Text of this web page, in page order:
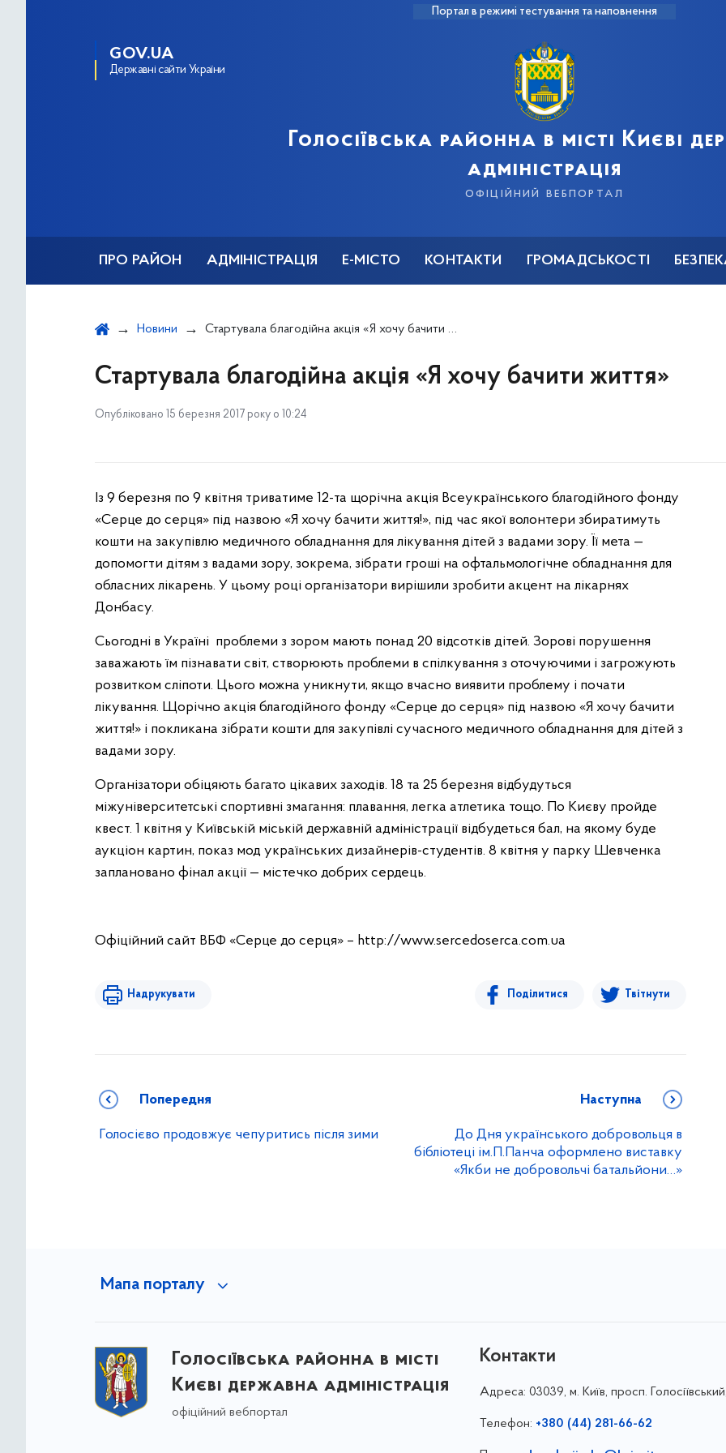
Портал в режимі тестування та наповнення
GOV.UA
Державні сайти України
Голосіївська районна в місті Києві
адміністрація
офіційний вебпортал
ПРО РАЙОН АДМІНІСТРАЦІЯ Е-МІСТО КОНТАКТИ ГРОМАДСЬКОСТІ
Новини Стартувала благодійна акція «Я хочу бачити життя»
Стартувала благодійна акція «Я хочу бачити життя»
Опубліковано 15 березня 2017 року о 10:24
Із 9 березня по 9 квітня триватиме 12-та щорічна акція Всеукраїнського благодійного фонду
«Серце до серця» під назвою «Я хочу бачити життя!», під час якої волонтери збиратимуть
кошти на закупівлю медичного обладнання для лікування дітей з вадами зору. Її мета —
допомогти дітям з вадами зору, зокрема, зібрати гроші на офтальмологічне обладнання для
обласних лікарень. У цьому році організатори вирішили зробити акцент на лікарнях
Донбасу.
Сьогодні в Україні проблеми з зором мають понад 20 відсотків дітей. Зорові порушення
заважають їм пізнавати світ, створюють проблеми в спілкування з оточуючими і загрожують
розвитком сліпоти. Цього можна уникнути, якщо вчасно виявити проблему і почати
лікування. Щорічно акція благодійного фонду «Серце до серця» під назвою «Я хочу бачити
життя!» і покликана зібрати кошти для закупівлі сучасного медичного обладнання для дітей з
вадами зору.
Організатори обіцяють багато цікавих заходів. 18 та 25 березня відбудуться
міжуніверситетські спортивні змагання: плавання, легка атлетика тощо. По Києву пройде
квест. 1 квітня у Київській міській державній адміністрації відбудеться бал, на якому буде
аукціон картин, показ мод українських дизайнерів-студентів. 8 квітня у парку Шевченка
заплановано фінал акції — містечко добрих сердець.
Офіційний сайт ВБФ «Серце до серця» – http://www.sercedoserca.com.ua
Надрукувати Поділитися Твітнути
Попередня
Голосієво продовжує чепуритись після зими
Наступна
До Дня українського добровольця в
бібліотеці ім.П.Панча оформлено виставку
«Якби не добровольчі батальйони…»
Мапа порталу
Голосіївська районна в місті
Києві державна адміністрація
офіційний вебпортал
Контакти
Адреса: 03039, м. Київ, просп.
Телефон: +380 (44) 281-66-62